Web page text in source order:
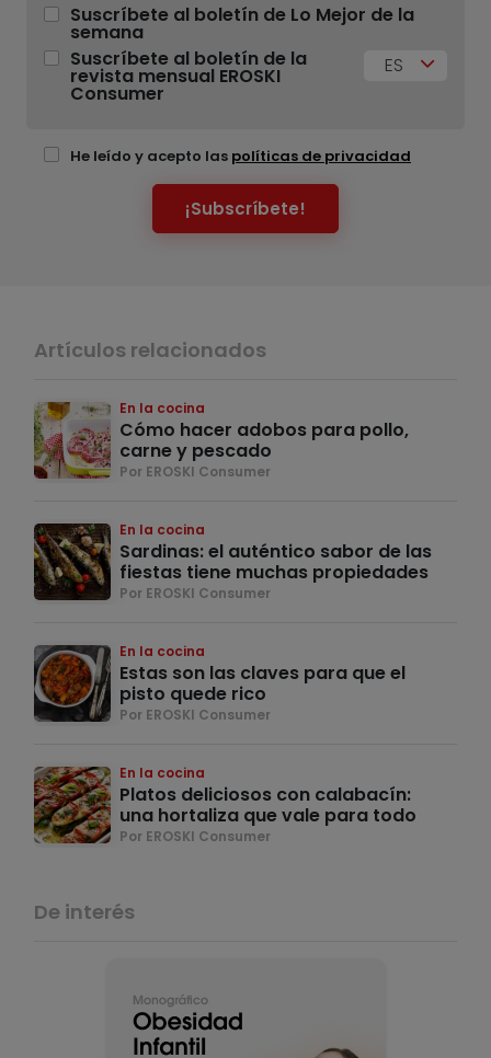
Suscríbete al boletín de Lo Mejor de la
semana
Suscríbete al boletín de la
revista mensual EROSKI
Consumer
ES
He leído y acepto las políticas de privacidad
¡Subscríbete!
Artículos relacionados
En la cocina
Cómo hacer adobos para pollo,
carne y pescado
Por EROSKI Consumer
En la cocina
Sardinas: el auténtico sabor de las
fiestas tiene muchas propiedades
Por EROSKI Consumer
En la cocina
Estas son las claves para que el
pisto quede rico
Por EROSKI Consumer
En la cocina
Platos deliciosos con calabacín:
una hortaliza que vale para todo
Por EROSKI Consumer
De interés